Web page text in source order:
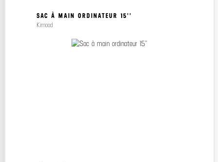
SAC À MAIN ORDINATEUR 15''
Kimood